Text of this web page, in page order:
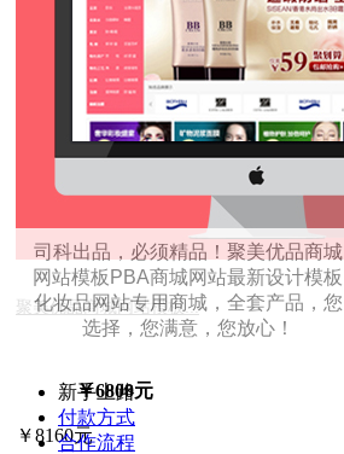
司科出品，必须精品！聚美优品商城
网站模板PBA商城网站最新设计模板
化妆品网站专用商城，全套产品，您
选择，您满意，您放心！
聚美优品商城网站模板...
￥6800元
￥8160元
新手上路
付款方式
合作流程